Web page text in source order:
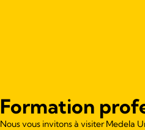
Formation
Nous vous invitons à visiter Medela